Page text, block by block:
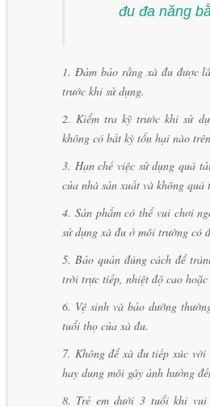
đu đa năng
1. Đảm bảo rằng xà đu được
trước khi sử dụng.
2. Kiểm tra kỹ trước khi sử
không có bất kỳ tổn hại nào
3. Hạn chế việc sử dụng quá
của nhà sản xuất và không
4. Sản phẩm có thể vui chơi
sử dụng xà đu ở môi trường có
5. Bảo quản đúng cách để
trời trực tiếp, nhiệt độ cao hoặc
6. Vệ sinh và bảo dưỡng
tuổi thọ của xà đu.
7. Không để xà đu tiếp xúc
hay dung môi gây ảnh hưởng
8. Trẻ em dưới 3 tuổi khi